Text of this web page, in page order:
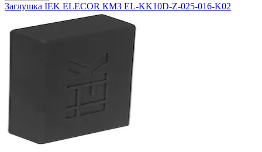
Заглушка IEK ELECOR КМЗ EL-KK10D-Z-025-016-K02